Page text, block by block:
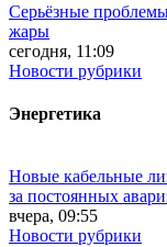
Серьёзные проблемы
жары
сегодня, 11:09
Новости рубрики
Энергетика
Новые кабельные
за постоянных
вчера, 09:55
Новости рубрики